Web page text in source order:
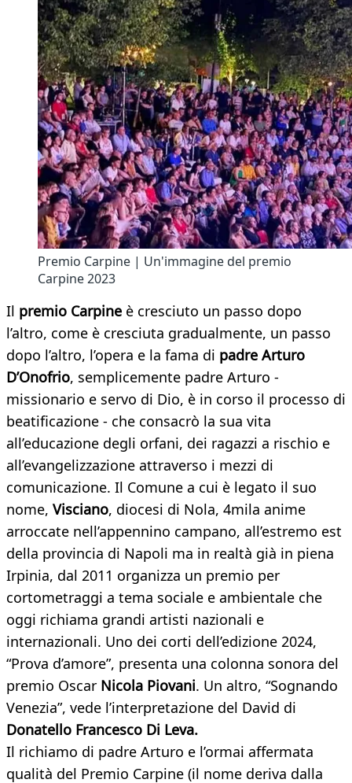
Premio Carpine | Un'immagine del premio
Carpine 2023
Il premio Carpine è cresciuto un passo dopo
l’altro, come è cresciuta gradualmente, un passo
dopo l’altro, l’opera e la fama di padre Arturo
D’Onofrio, semplicemente padre Arturo -
missionario e servo di Dio, è in corso il processo di
beatificazione - che consacrò la sua vita
all’educazione degli orfani, dei ragazzi a rischio e
all’evangelizzazione attraverso i mezzi di
comunicazione. Il Comune a cui è legato il suo
nome, Visciano, diocesi di Nola, 4mila anime
arroccate nell’appennino campano, all’estremo est
della provincia di Napoli ma in realtà già in piena
Irpinia, dal 2011 organizza un premio per
cortometraggi a tema sociale e ambientale che
oggi richiama grandi artisti nazionali e
internazionali. Uno dei corti dell’edizione 2024,
“Prova d’amore”, presenta una colonna sonora del
premio Oscar Nicola Piovani. Un altro, “Sognando
Venezia”, vede l’interpretazione del David di
Donatello Francesco Di Leva.
Il richiamo di padre Arturo e l’ormai affermata
qualità del Premio Carpine (il nome deriva dalla